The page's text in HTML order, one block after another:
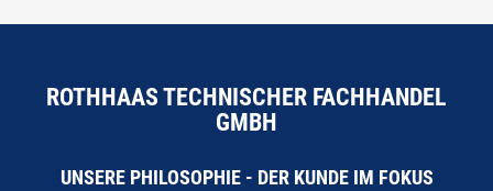
ROTHHAAS TECHNISCHER FACHHANDEL
GMBH
UNSERE PHILOSOPHIE - DER KUNDE IM FOKUS